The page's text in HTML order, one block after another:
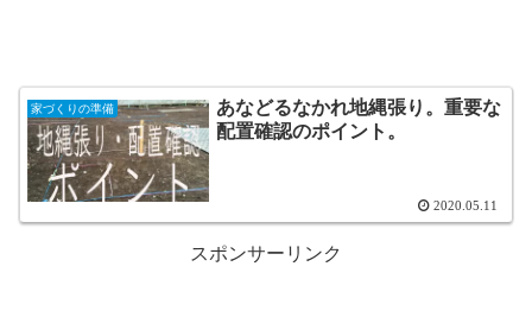
家づくりの準備
あなどるなかれ地縄張り。重要な
配置確認のポイント。
2020.05.11
スポンサーリンク